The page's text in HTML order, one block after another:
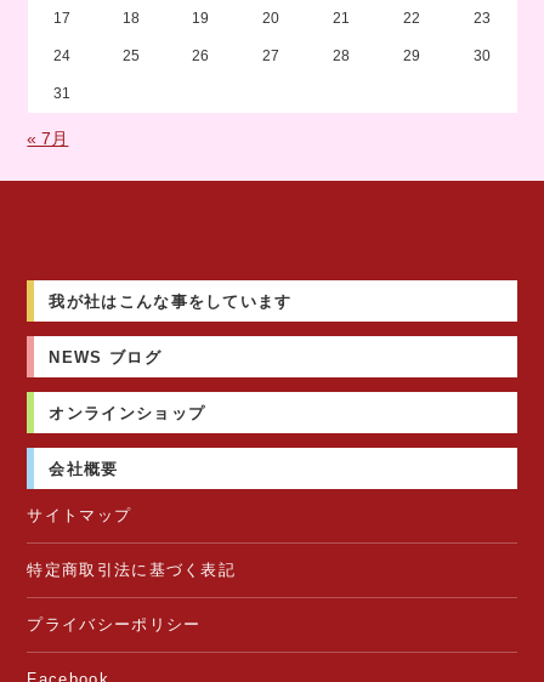
17 18 19 20 21 22 23
24 25 26 27 28 29 30
31
« 7月
我が社はこんな事をしています
NEWS ブログ
オンラインショップ
会社概要
サイトマップ
特定商取引法に基づく表記
プライバシーポリシー